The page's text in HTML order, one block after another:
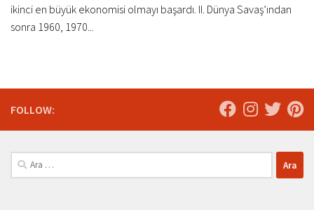
ikinci en büyük ekonomisi olmayı başardı. II. Dünya Savaş’ından
sonra 1960, 1970...
FOLLOW:
Arama: